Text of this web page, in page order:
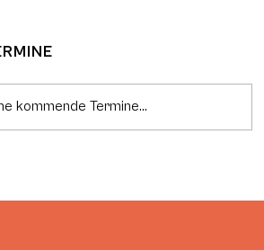
kommende Termine...